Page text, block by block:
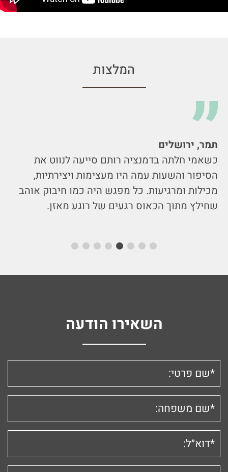
המלצות
תמר, ירושלים
כשאמי חלתה בדמנציה רותם סייעה לנווט את
הסיפור והשעות עמה היו מעצימות ויצירתיות,
מכילות ומרגיעות. כל מפגש היה כמו חיבוק אוהב
שחילץ מתוך הכאוס רגעים של רוגע מאזן.
השאירו הודעה